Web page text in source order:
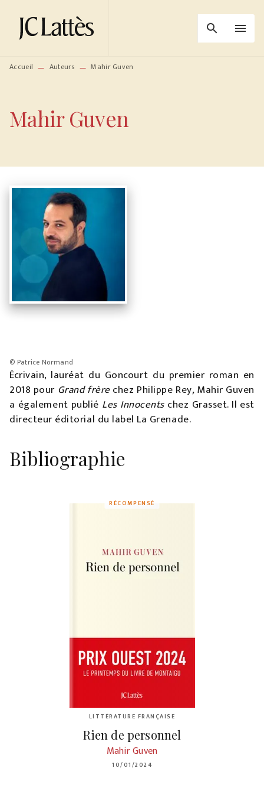
MENU RECHERCHE
PIED DE PAGE
search menu
Accueil — Auteurs — Mahir Guven
Mahir Guven
Écrivain, lauréat du Goncourt du premier roman en
2018 pour Grand frèrechez Philippe Rey,Mahir Guven
a également publié Les Innocents chez Grasset. Il est
directeur éditorial du label La Grenade.
© Patrice Normand
Bibliographie
RÉCOMPENSÉ
LITTÉRATURE FRANÇAISE
Rien de personnel
Mahir Guven
10/01/2024